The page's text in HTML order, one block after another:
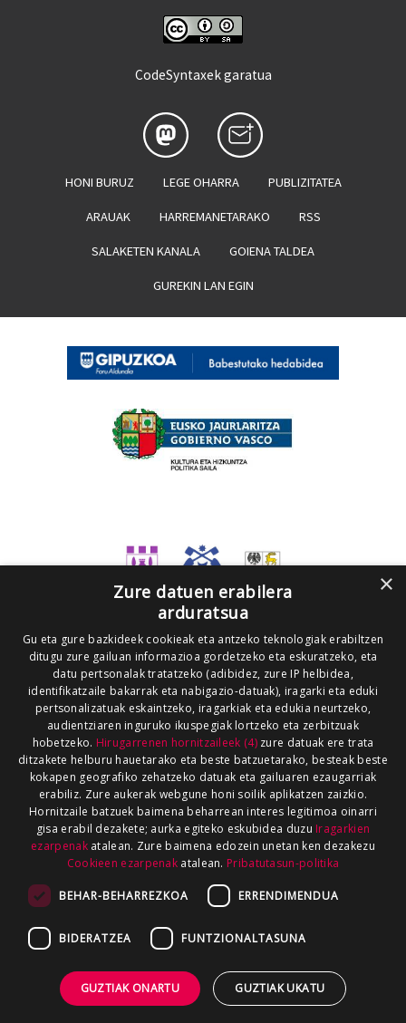
CodeSyntaxek garatua
HONI BURUZ LEGE OHARRA PUBLIZITATEA
ARAUAK HARREMANETARAKO RSS
SALAKETEN KANALA GOIENA TALDEA
GUREKIN LAN EGIN
×
Zure datuen erabilera
arduratsua
Gu eta gure bazkideek cookieak eta antzeko teknologiak erabiltzen
ditugu zure gailuan informazioa gordetzeko eta eskuratzeko, eta
datu pertsonalak tratatzeko (adibidez, zure IP helbidea,
identifikatzaile bakarrak eta nabigazio-datuak), iragarki eta eduki
pertsonalizatuak eskaintzeko, iragarkiak eta edukia neurtzeko,
audientziaren inguruko ikuspegiak lortzeko eta zerbitzuak
hobetzeko. Hirugarrenen hornitzaileek (4)zure datuak ere trata
ditzakete helburu hauetarako eta beste batzuetarako, besteak beste
kokapen geografiko zehatzeko datuak eta gailuaren ezaugarriak
erabiliz. Zure aukerak webgune honi soilik aplikatzen zaizkio.
Hornitzaile batzuek baimena beharrean interes legitimoa oinarri
gisa erabil dezakete; aurka egiteko eskubidea duzu Iragarkien
ezarpenakatalean. Zure baimena edozein unetan ken dezakezu
Cookieen ezarpenak atalean. Pribatutasun-politika
BEHAR-BEHARREZKOA ERRENDIMENDUA
BIDERATZEA FUNTZIONALTASUNA
GUZTIAK ONARTU GUZTIAK UKATU